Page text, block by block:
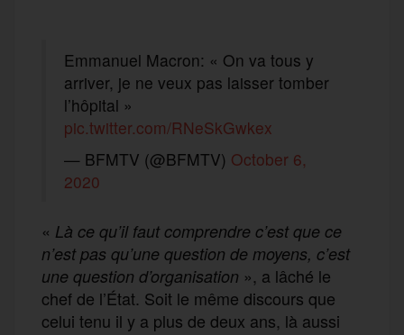
Emmanuel Macron: « On va tous y
arriver, je ne veux pas laisser tomber
l’hôpital »
pic.twitter.com/RNeSkGwkex
— BFMTV (@BFMTV) October 6,
2020
« Là ce qu’il faut comprendre c’est que ce
n’est pas qu’une question de moyens, c’est
une question d’organisation », a lâché le
chef de l’État. Soit le même discours que
celui tenu il y a plus de deux ans, là aussi